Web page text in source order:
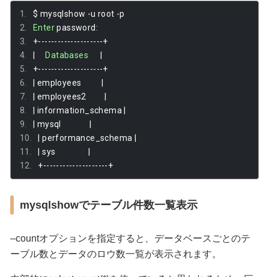
$ mysqlshow -u root -p
Enter password:
+--------------------+
|
Databases
|
+--------------------+
| employees |
| employees2 |
| information_schema |
| mysql |
| performance_schema |
| sys |
+--------------------+
mysqlshowでテーブル件数一覧表示
–countオプションを指定すると、データベースごとのテ
ーブル数とデータのロウ数一覧が表示されます。